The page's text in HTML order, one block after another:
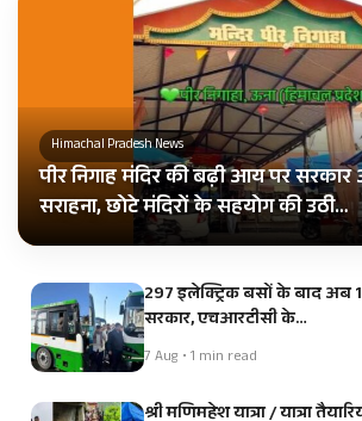
Himachal Pradesh News
पीर निगाह मंदिर की बढ़ी आय पर
सराहना, छोटे मंदिरों के सहयोग की उठी…
297 इलेक्ट्रिक बसों के बाद अब
सरकार, एचआरटीसी के…
7 Aug • 1 min read
श्री मणिमहेश यात्रा / यात्रा